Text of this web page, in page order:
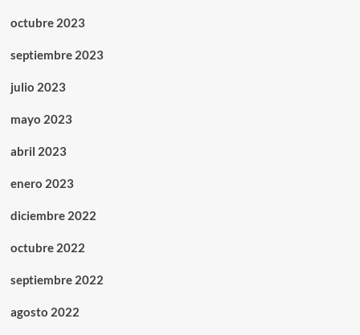
octubre 2023
septiembre 2023
julio 2023
mayo 2023
abril 2023
enero 2023
diciembre 2022
octubre 2022
septiembre 2022
agosto 2022